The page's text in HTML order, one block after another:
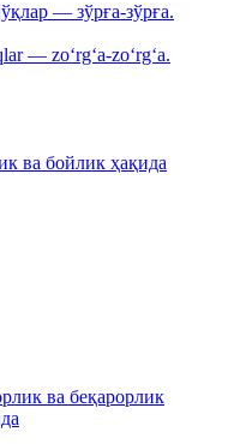
— зўрға-зўрға.
— zo‘rg‘a-zo‘rg‘a.
ва бойлик ҳақида
ва беқарорлик